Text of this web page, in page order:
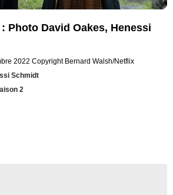
Photo David Oakes, Henessi
2022 Copyright Bernard Walsh/Netflix
Schmidt
2